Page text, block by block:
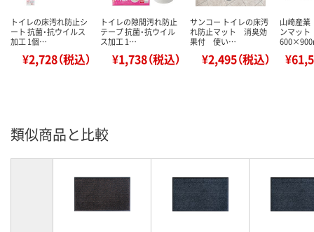
トイレの床汚れ防止シ
ート 抗菌・抗ウイルス
加工 1個…
¥2,728（税込）
トイレの隙間汚れ防止
テープ 抗菌・抗ウイル
ス加工 1…
¥1,738（税込）
サンコー トイレの床汚
れ防止マット 消臭効
果付 使い…
¥2,495（税込）
山崎産
ンマット
類似商品と比較